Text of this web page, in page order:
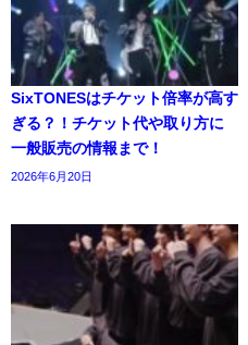
SixTONESはチケット倍率が高す
ぎる？！チケット代や取り方に
一般販売の情報まで！
2026年6月20日